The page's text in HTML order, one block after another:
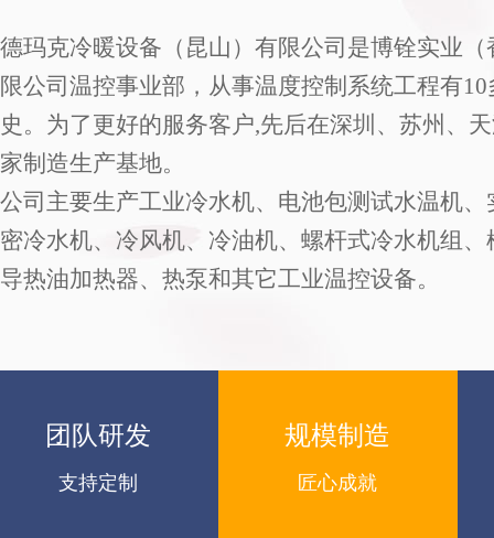
德玛克冷暖设备（昆山）有限公司是博铨实业（
限公司温控事业部，从事温度控制系统工程有10
史。为了更好的服务客户,先后在深圳、苏州、
家制造生产基地。
公司主要生产工业冷水机、电池包测试水温机、
密冷水机、冷风机、冷油机、螺杆式冷水机组、
导热油加热器、热泵和其它工业温控设备。
团队研发
支持定制
规模制造
匠心成就